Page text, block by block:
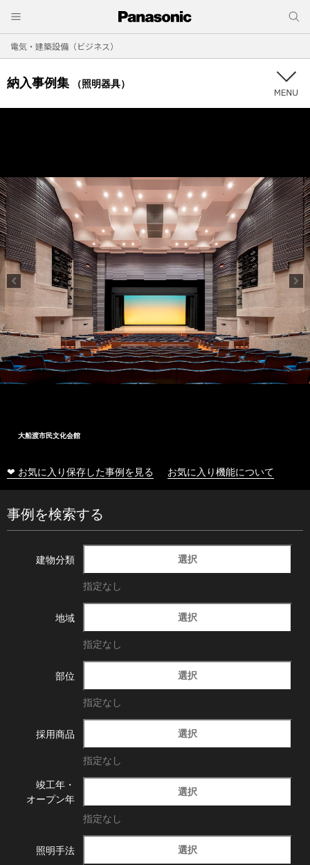
電気・建築設備（ビジネス）
納入事例集 （照明器具）
大船渡市民文化会館
❤ お気に入り保存した事例を見る お気に入り機能について
事例を検索する
建物分類 選択
指定なし
地域 選択
指定なし
部位 選択
指定なし
採用商品 選択
指定なし
竣工年・
オープン年
選択
指定なし
照明手法 選択